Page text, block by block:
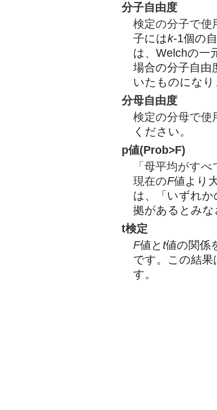
分子自由度
検定の分子で使
子にはk-1個の
は、Welchの一
場合の分子自由
いたものにな
分母自由度
検定の分母で使
ください。
p値(Prob>F)
「母平均がす
現在のF値より
は、「いずれ
拠があるとみ
t検定
F値と t値の関係
です。この結
す。